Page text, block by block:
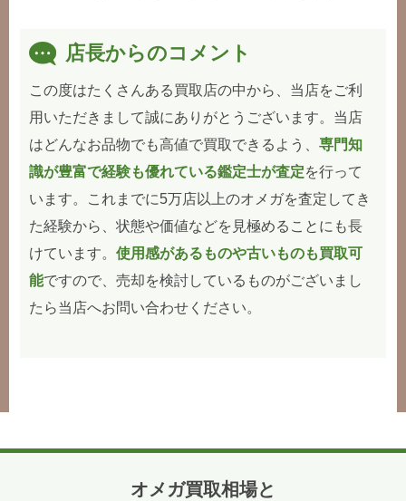
店長からのコメント
この度はたくさんある買取店の中から、当店をご利
用いただきまして誠にありがとうございます。当店
はどんなお品物でも高値で買取できるよう、専門知
識が豊富で経験も優れている鑑定士が査定を行って
います。これまでに5万店以上のオメガを査定してき
た経験から、状態や価値などを見極めることにも長
けています。使用感があるものや古いものも買取可
能ですので、売却を検討しているものがございまし
たら当店へお問い合わせください。
オメガ買取相場と